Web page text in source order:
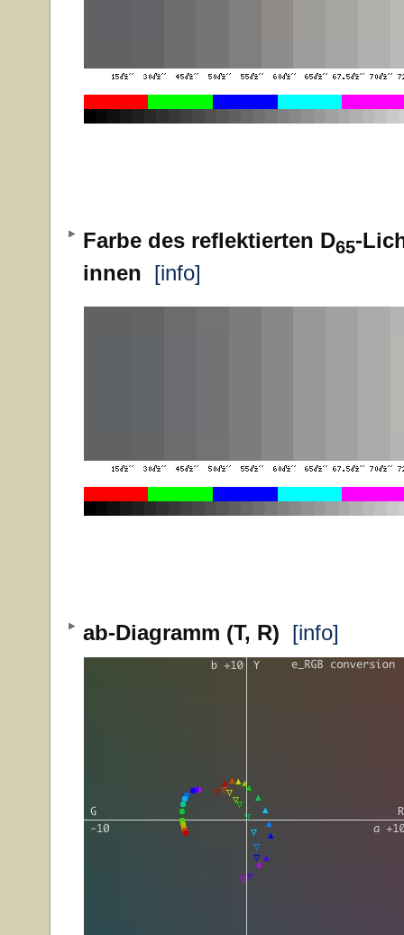
Farbe des reflektierten D65-
innen [info]
ab-Diagramm (T, R) [info]